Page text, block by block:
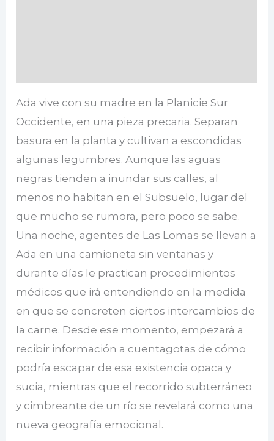
Ada vive con su madre en la Planicie Sur
Occidente, en una pieza precaria. Separan
basura en la planta y cultivan a escondidas
algunas legumbres. Aunque las aguas
negras tienden a inundar sus calles, al
menos no habitan en el Subsuelo, lugar del
que mucho se rumora, pero poco se sabe.
Una noche, agentes de Las Lomas se llevan a
Ada en una camioneta sin ventanas y
durante días le practican procedimientos
médicos que irá entendiendo en la medida
en que se concreten ciertos intercambios de
la carne. Desde ese momento, empezará a
recibir información a cuentagotas de cómo
podría escapar de esa existencia opaca y
sucia, mientras que el recorrido subterráneo
y cimbreante de un río se revelará como una
nueva geografía emocional.